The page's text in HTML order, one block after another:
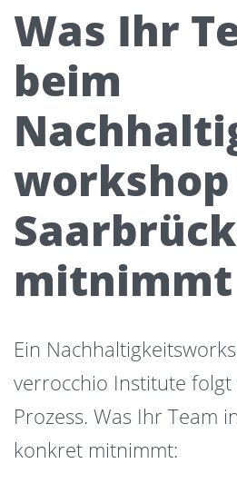
Was Ihr
beim
mitnimmt
Ein
verrocchio Institute
Prozess. Was Ihr Team
konkret mitnimmt: